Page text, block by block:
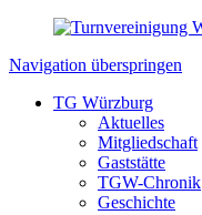
Navigation überspringen
TG Würzburg
Aktuelles
Mitgliedschaft
Gaststätte
TGW-Chronik
Geschichte